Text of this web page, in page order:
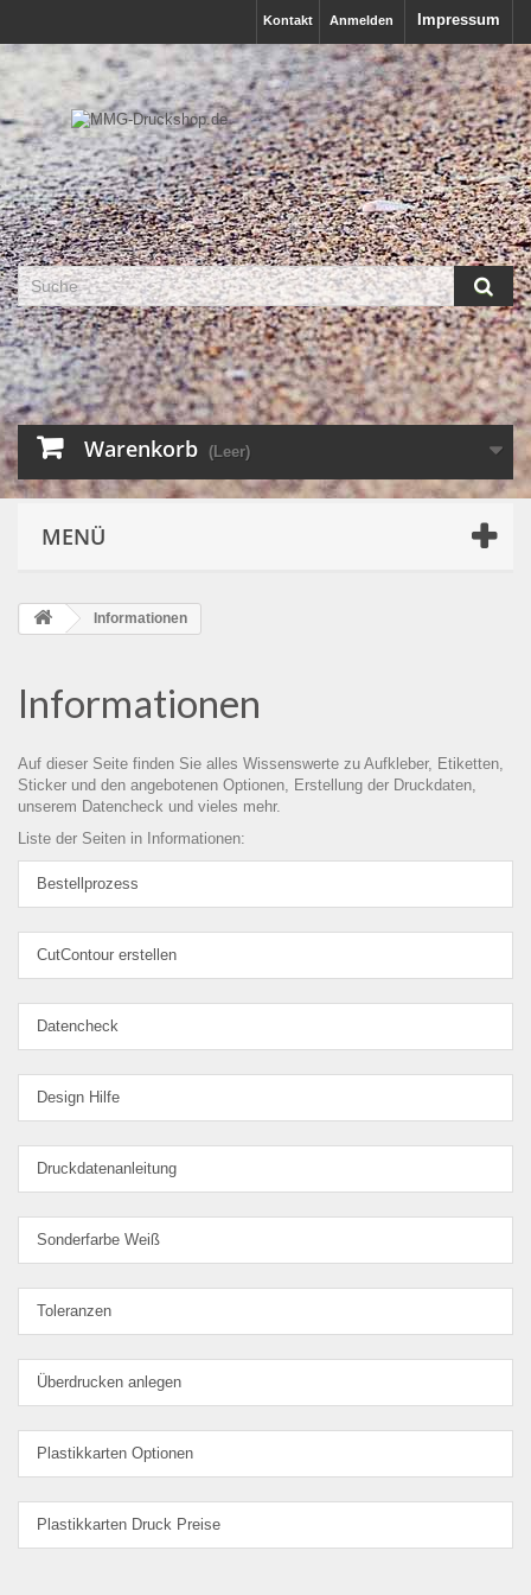
Impressum
Anmelden
Kontakt
Warenkorb (Leer)
MENÜ
Informationen
Informationen
Auf dieser Seite finden Sie alles Wissenswerte zu Aufkleber, Etiketten,
Sticker und den angebotenen Optionen, Erstellung der Druckdaten,
unserem Datencheck und vieles mehr.
Liste der Seiten in Informationen:
Bestellprozess
CutContour erstellen
Datencheck
Design Hilfe
Druckdatenanleitung
Sonderfarbe Weiß
Toleranzen
Überdrucken anlegen
Plastikkarten Optionen
Plastikkarten Druck Preise